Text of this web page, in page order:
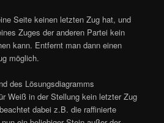
Seite keinen letzten Zug hat, und
Zuges der anderen Partei kein
kann. Entfernt man dann einen
möglich.
des Lösungsdiagramms
Weiß in der Stellung kein letzter Zug
dabei z.B. die raffinierte